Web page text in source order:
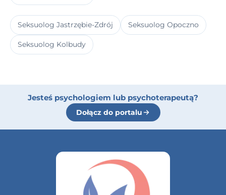
Seksuolog Jastrzębie-Zdrój Seksuolog Opoczno
Seksuolog Kolbudy
Jesteś psychologiem lub psychoterapeutą?
Dołącz do portalu